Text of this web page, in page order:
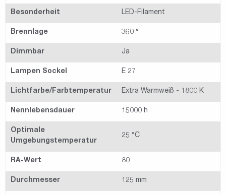
Besonderheit LED-Filament
Brennlage 360 °
Dimmbar Ja
Lampen Sockel E 27
Lichtfarbe/Farbtemperatur Extra Warmweiß - 1800 K
Nennlebensdauer 15000 h
Optimale
Umgebungstemperatur
25 °C
RA-Wert 80
Durchmesser 125 mm